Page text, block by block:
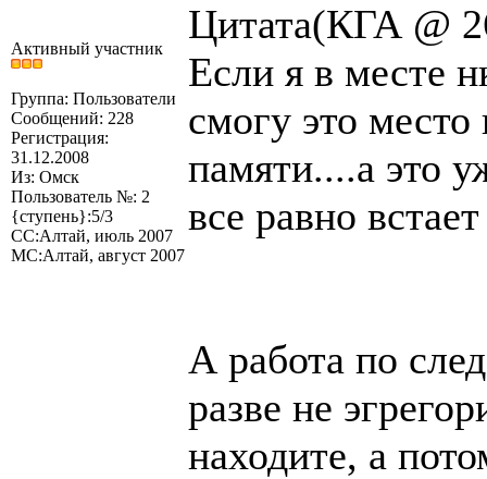
Активный участник
Группа: Пользователи
Сообщений: 228
Регистрация:
31.12.2008
Из: Омск
Пользователь №: 2
{ступень}:5/3
СС:Алтай, июль 2007
МС:Алтай, август 2007
Цитата(КГА @
Если я в месте
смогу это
памяти....а это
все равно
А работа по
разве не
находите, а